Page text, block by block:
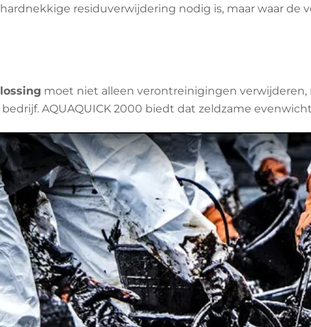
residuverwijdering nodig is, maar waar
moet niet alleen verontreinigingen
AQUAQUICK 2000 biedt dat zeldzame